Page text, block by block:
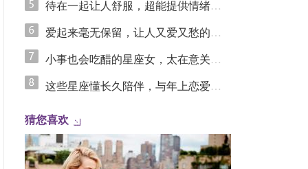
待在一起让人舒服，超能提供情绪价值的星座
爱起来毫无保留，让人又爱又愁的星座
小事也会吃醋的星座女，太在意关系里的安全感
这些星座懂长久陪伴，与年上恋爱更长久
猜您喜欢